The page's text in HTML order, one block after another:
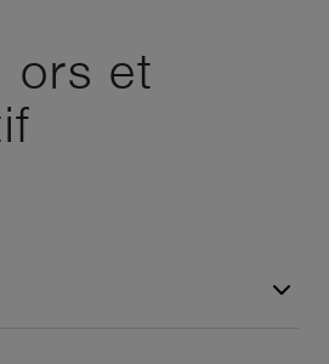
ors et